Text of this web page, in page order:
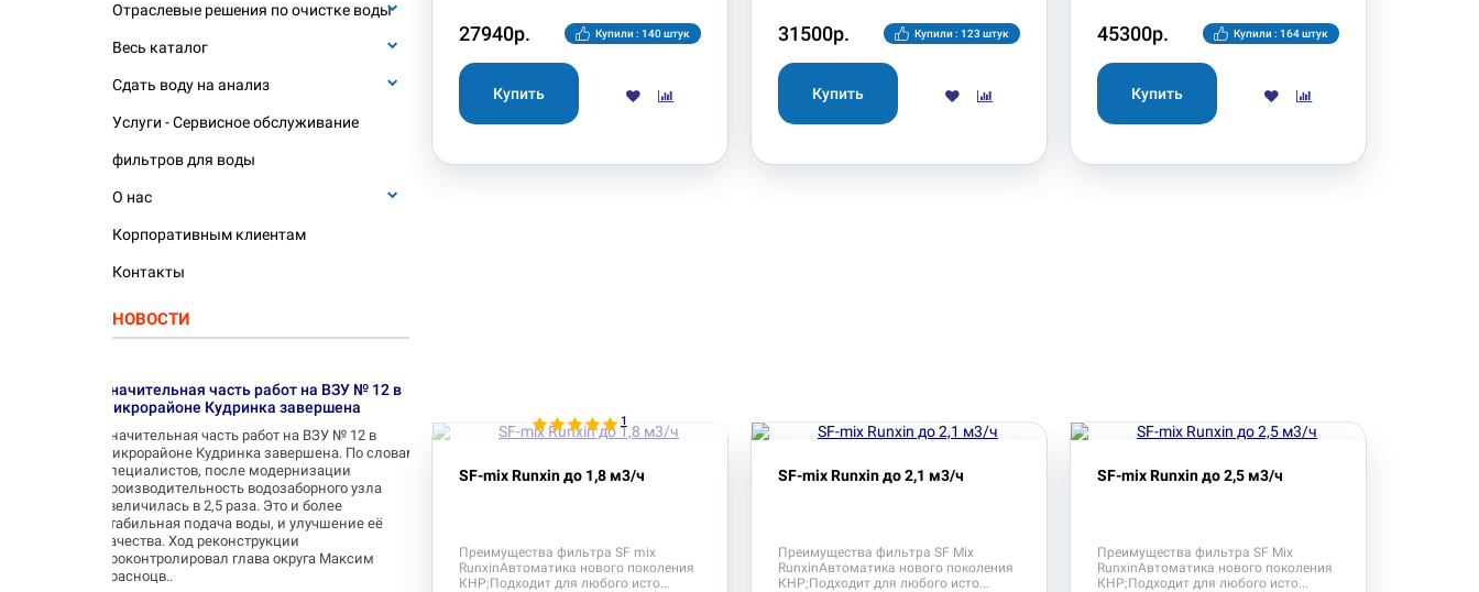
Отраслевые решения по очистке воды
Весь каталог
Сдать воду на анализ
Услуги - Сервисное обслуживание
фильтров для воды
О нас
Корпоративным клиентам
Контакты
НОВОСТИ
Значительная часть работ на ВЗУ № 12 в
микрорайоне Кудринка завершена
Значительная часть работ на ВЗУ № 12 в
микрорайоне Кудринка завершена. По словам
специалистов, после модернизации
производительность водозаборного узла
увеличилась в 2,5 раза. Это и более
стабильная подача воды, и улучшение её
качества. Ход реконструкции
проконтролировал глава округа Максим
Красноцв..
27940р. Купили : 140 штук 31500р. Купили : 123 штук 45300р. Купили : 164 штук
1
SF-mix Runxin до 1,8 м3/ч
Преимущества фильтра SF mix
RunxinАвтоматика нового поколения
КНР;Подходит для любого исто
SF-mix Runxin до 2,1 м3/ч
Преимущества фильтра SF Mix
RunxinАвтоматика нового поколения
КНР;Подходит для любого исто
SF-mix Runxin до 2,5 м3/ч
Преимущества фильтра SF Mix
RunxinАвтоматика нового поколения
КНР;Подходит для любого исто